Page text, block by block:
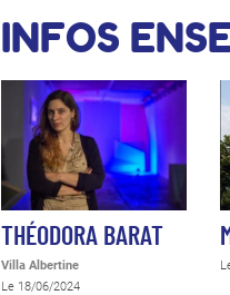
INFOS
THÉODORA BARAT
Villa Albertine
Le 18/06/2024